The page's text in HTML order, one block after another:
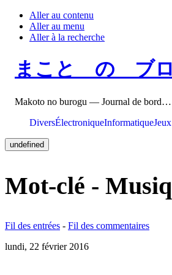
Aller au contenu
Aller au menu
Aller à la recherche
まこと の ブ
Makoto no burogu — Journal de bord…
DiversÉlectroniqueInformatique
undefined
Mot-clé -
Fil des entrées - Fil des commentaires
lundi, 22 février 2016